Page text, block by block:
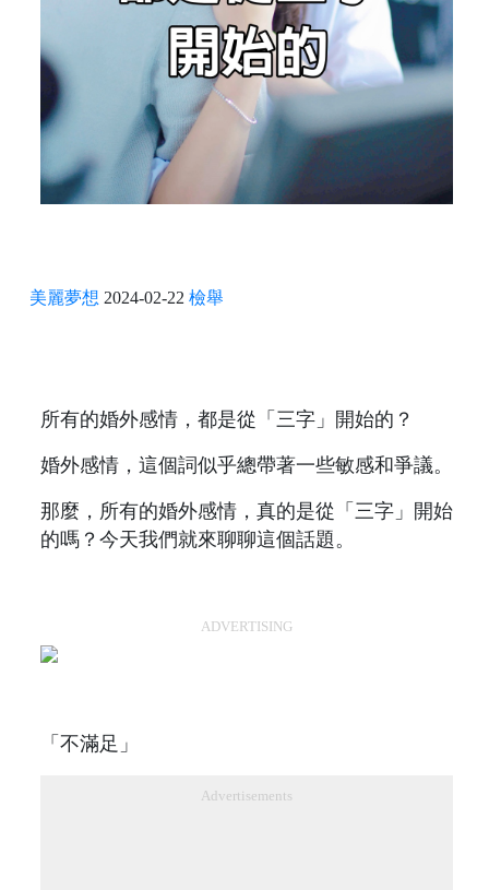
美麗夢想 2024-02-22 檢舉
所有的婚外感情，都是從「三字」開始的？
婚外感情，這個詞似乎總帶著一些敏感和爭議。
那麼，所有的婚外感情，真的是從「三字」開始
的嗎？今天我們就來聊聊這個話題。
ADVERTISING
「不滿足」
Advertisements